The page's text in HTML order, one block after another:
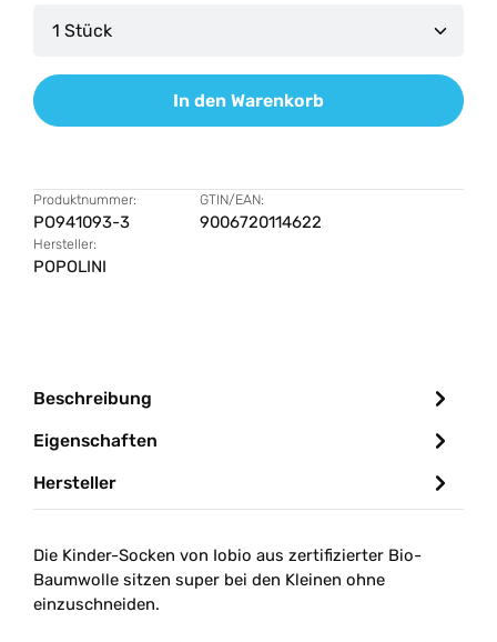
Produkt Anzahl: Gib den gewünschten Wert
In den Warenkorb
Produktnummer:
PO941093-3
GTIN/EAN:
9006720114622
Hersteller:
POPOLINI
Beschreibung
Eigenschaften
Hersteller
Die Kinder-Socken von Iobio aus zertifizierter Bio-
Baumwolle sitzen super bei den Kleinen ohne
einzuschneiden.